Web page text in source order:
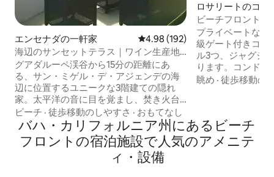
エンセナダの一軒家 レビュー192件、5つ星中4.98つ
4.98 (192)
海辺のサンセットテラス｜ワイン生産地
まで15分
グアダルーペ渓谷から15分の距離にあ
る、サン・ミゲル・デ・アジェンデの海
辺に位置するユニークな3階建ての隠れ
家。太平洋の音に目を覚まし、焚き火台
のある広大なテラスからエンセナダで最
も美しいサンセットをお楽しみくださ
い。 ワーク＆プレイ：海が見える約4.5メ
ートルのデスクで、究極のワーケーショ
ンをお楽しみください。屋内クライミン
ビーチ · 徒歩移動のしやすさ · おもてなし
ロサリートのコン
ム
ビーチフロント
イベートビーチ、
プライベートなオ
級ゲート付きコミ
ル3つ、ジャグジ
ります。コンド
バスタブ1室、バ
ホームオフィス専
あります。12階か
めるオーシャンフ
眺め ·徒歩移動の
バハ・カリフォルニア州にあるビーチ
フロントの宿泊施設で人気のアメニテ
ィ・設備